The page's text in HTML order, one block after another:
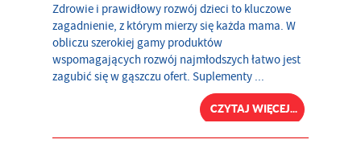
Zdrowie i prawidłowy rozwój dzieci to kluczowe
zagadnienie, z którym mierzy się każda mama. W
obliczu szerokiej gamy produktów
wspomagających rozwój najmłodszych łatwo jest
zagubić się w gąszczu ofert. Suplementy ...
CZYTAJ WIĘCEJ...